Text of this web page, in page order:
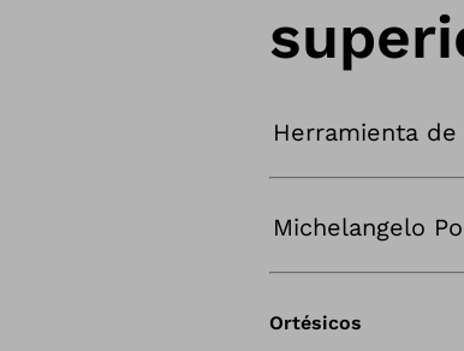
Herramienta
Michelangelo
Ortésicos